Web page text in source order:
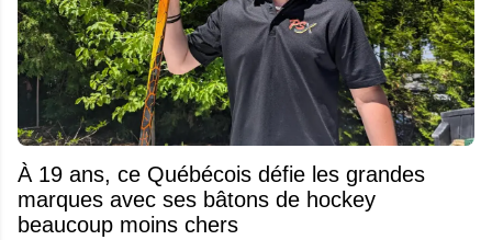
À 19 ans, ce Québécois défie les grandes
marques avec ses bâtons de hockey
beaucoup moins chers